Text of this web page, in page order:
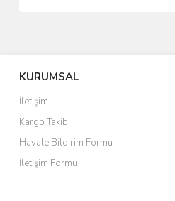
KURUMSAL
İletişim
Kargo Takibi
Havale Bildirim Formu
İletişim Formu